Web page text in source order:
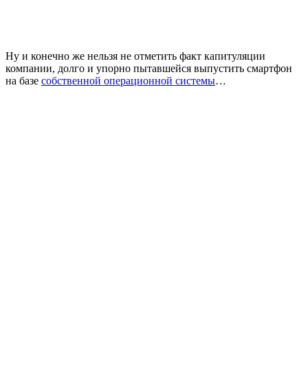
Ну и конечно же нельзя не отметить факт капитуляции
компании, долго и упорно пытавшейся выпустить смартфон
на базе собственной операционной системы…